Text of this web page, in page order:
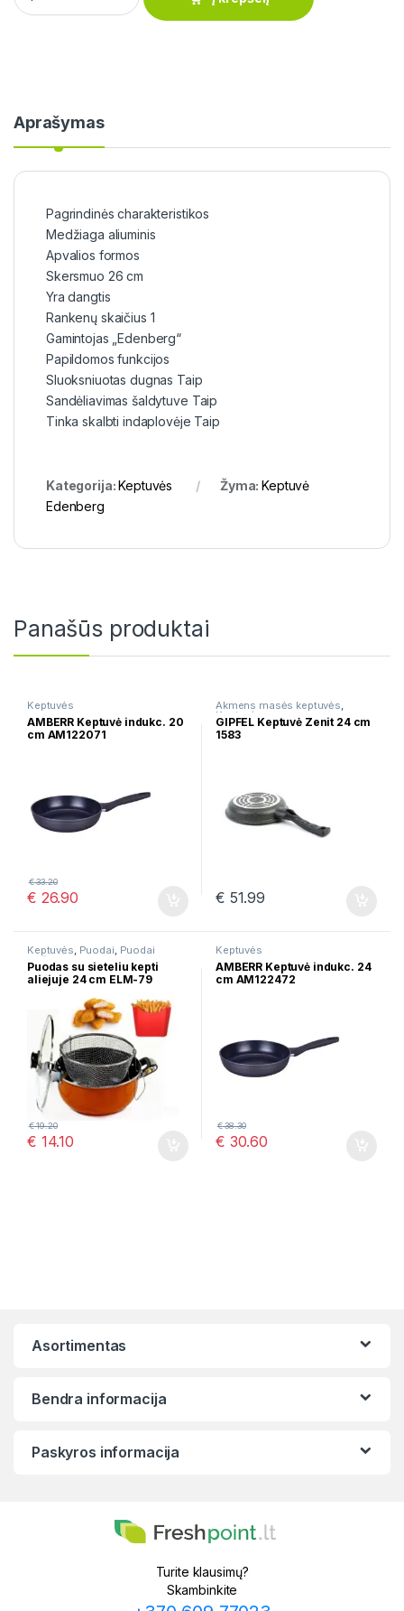
Aprašymas
Pagrindinės charakteristikos
Medžiaga aliuminis
Apvalios formos
Skersmuo 26 cm
Yra dangtis
Rankenų skaičius 1
Gamintojas „Edenberg“
Papildomos funkcijos
Sluoksniuotas dugnas Taip
Sandėliavimas šaldytuve Taip
Tinka skalbti indaplovėje Taip
Kategorija:Keptuvės Žyma:Keptuvė
Edenberg
Panašūs produktai
Keptuvės
AMBERR Keptuvė indukc. 20
cm AM122071
€ 26.90
€33.20
Akmens masės keptuvės,
Keptuvės
GIPFEL Keptuvė Zenit 24 cm
1583
€ 51.99
Keptuvės, Puodai, Puodai
troškinimui
Puodas su sieteliu kepti
aliejuje 24 cm ELM-79
€ 14.10
€19.20
Keptuvės
AMBERR Keptuvė indukc. 24
cm AM122472
€ 30.60
€38.30
Asortimentas
Bendra informacija
Paskyros informacija
Turite klausimų?
Skambinkite